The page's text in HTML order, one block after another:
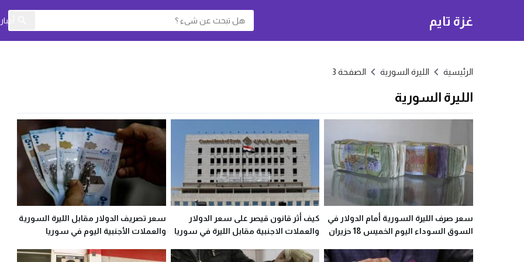
غزة تايم
الرئيسية الليرة السورية الصفحة 3
الليرة السورية
سعر صرف الليرة السورية أمام الدولار في
السوق السوداء اليوم الخميس 18 حزيران
كيف أثر قانون قيصر على سعر الدولار
والعملات الاجنبية مقابل الليرة في سوريا
سعر تصريف الدولار مقابل الليرة السورية
والعملات الأجنبية اليوم في سوريا